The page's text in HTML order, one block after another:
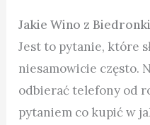
Jakie Wino z
Jest to pytanie, które
niesamowicie często.
odbierać telefony od
pytaniem co kupić w